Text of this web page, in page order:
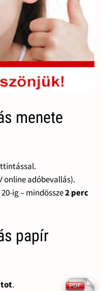
menete
online adóbevallás).
ig – mindössze2 perc
papír
.